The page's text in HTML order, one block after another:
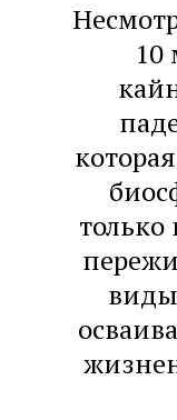
10
только